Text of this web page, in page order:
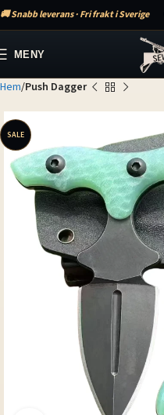
🚚 Snabb leverans · Fri frakt i Sverige
MENY
Hem Push Dagger
SALE